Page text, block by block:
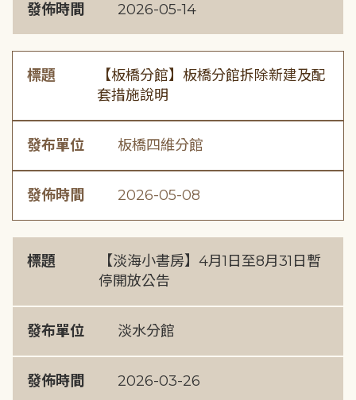
發佈時間 2026-05-14
標題
【板橋分館】板橋分館拆除新建及配
套措施說明
發布單位 板橋四維分館
發佈時間 2026-05-08
標題
【淡海小書房】4月1日至8月31日暫
停開放公告
發布單位 淡水分館
發佈時間 2026-03-26